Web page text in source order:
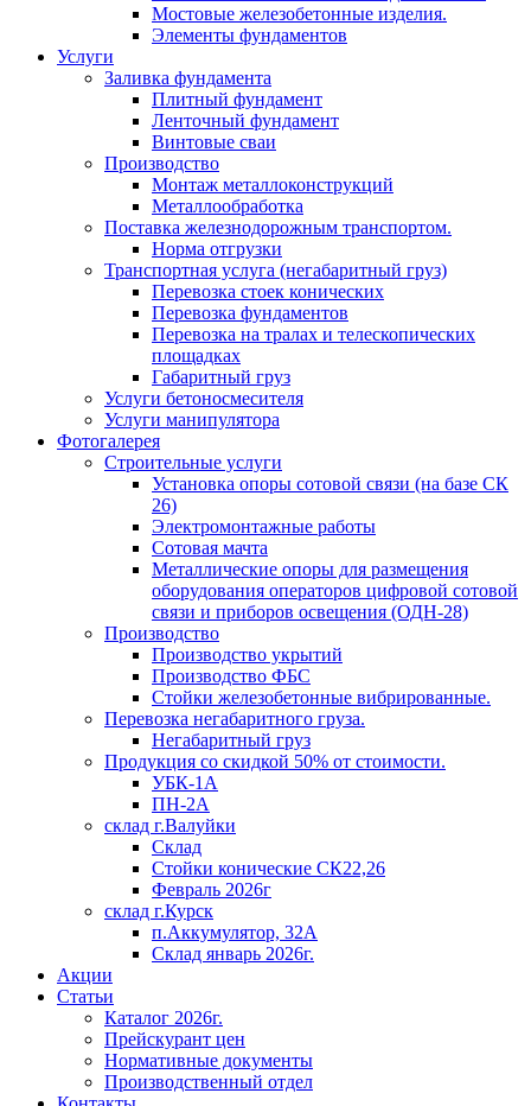
Мостовые железобетонные изделия.
Элементы фундаментов
Услуги
Заливка фундамента
Плитный фундамент
Ленточный фундамент
Винтовые сваи
Производство
Монтаж металлоконструкций
Металлообработка
Поставка железнодорожным транспортом.
Норма отгрузки
Транспортная услуга (негабаритный груз)
Перевозка стоек конических
Перевозка фундаментов
Перевозка на тралах и телескопических
площадках
Габаритный груз
Услуги бетоносмесителя
Услуги манипулятора
Фотогалерея
Строительные услуги
Установка опоры сотовой связи (на базе СК
26)
Электромонтажные работы
Сотовая мачта
Металлические опоры для размещения
оборудования операторов цифровой сотовой
связи и приборов освещения (ОДН-28)
Производство
Производство укрытий
Производство ФБС
Стойки железобетонные вибрированные.
Перевозка негабаритного груза.
Негабаритный груз
Продукция со скидкой 50% от стоимости.
УБК-1А
ПН-2А
склад г.Валуйки
Склад
Стойки конические СК22,26
Февраль 2026г
склад г.Курск
п.Аккумулятор, 32А
Склад январь 2026г.
Акции
Статьи
Каталог 2026г.
Прейскурант цен
Нормативные документы
Производственный отдел